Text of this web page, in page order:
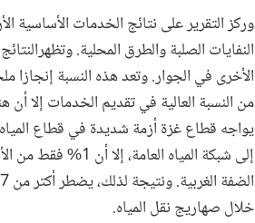
وركز التقرير على نتائج الخدمات الأساسية
النفايات الصلبة والطرق المحلية.
الأخرى في الجوار. وتعد هذه النسبة إنجازا
من النسبة العالية في تقديم الخدمات إلا
يواجه قطاع غزة أزمة شديدة في قطاع
خلال صهاريج نقل المياه.